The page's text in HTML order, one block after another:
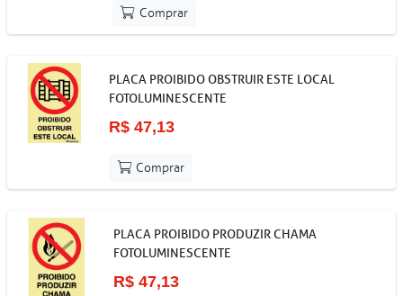
Comprar
PLACA PROIBIDO OBSTRUIR ESTE LOCAL
FOTOLUMINESCENTE
R$ 47,13
Comprar
PLACA PROIBIDO PRODUZIR CHAMA
FOTOLUMINESCENTE
R$ 47,13